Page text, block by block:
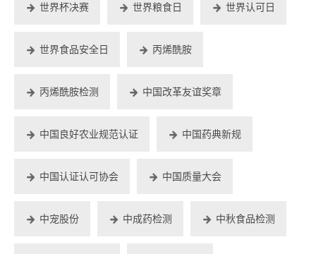
世界杯决赛 世界粮食日 世界认可日
世界食品安全日 丙烯酰胺
丙烯酰胺检测 中国改革友谊奖章
中国良好农业规范认证 中国药典新规
中国认证认可协会 中国质量大会
中宠股份 中成药检测 中秋食品检测